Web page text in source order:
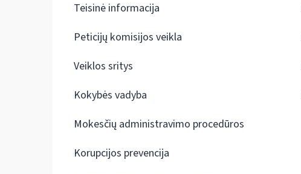
Teisinė informacija
Peticijų komisijos veikla
Veiklos sritys
Kokybės vadyba
Mokesčių administravimo procedūros
Korupcijos prevencija